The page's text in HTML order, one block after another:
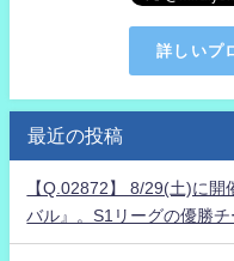
詳しいプ
最近の投稿
【Q.02872】 8/29(土)に
バル』。S1リーグの優勝チ